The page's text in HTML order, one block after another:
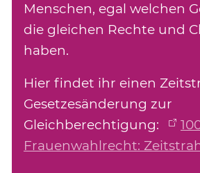
Menschen, egal welchen
die gleichen Rechte und
haben.
Hier findet ihr einen
Gesetzesänderung zur
Gleichberechtigung:
Frauenwahlrecht: